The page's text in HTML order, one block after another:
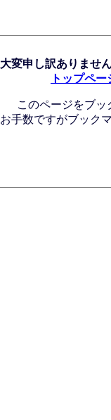
大変申し訳ありませ
トップペー
このページをブ
お手数ですがブック